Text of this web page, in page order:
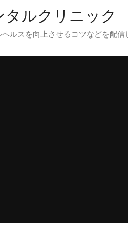
ルクリニック
ルスを向上させるコツなどを配信